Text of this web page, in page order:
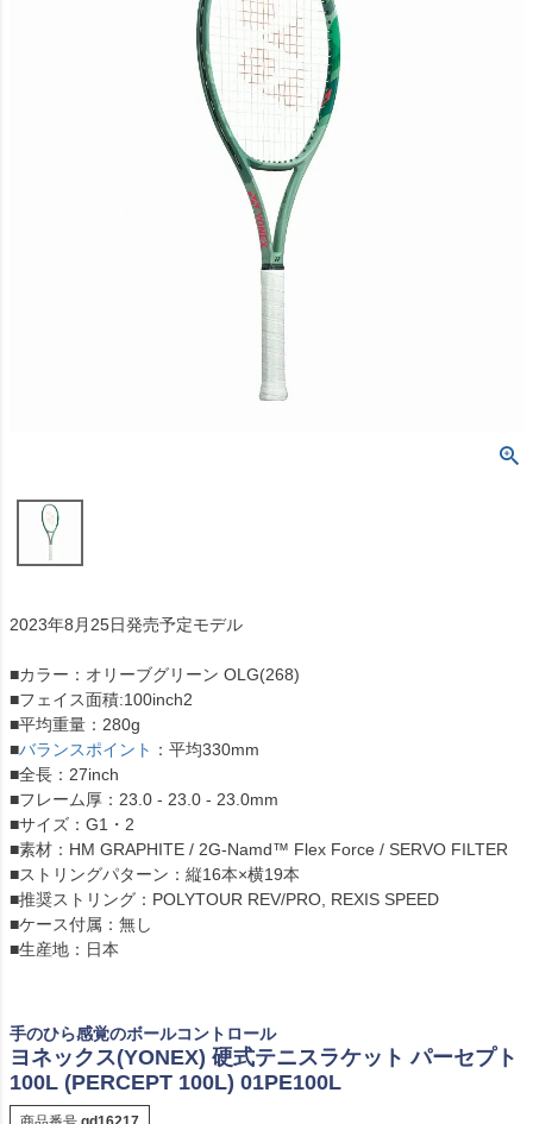
2023年8月25日発売予定モデル
■カラー：オリーブグリーン OLG(268)
■フェイス面積:100inch2
■平均重量：280g
■バランスポイント ：平均330mm
■全長：27inch
■フレーム厚：23.0 - 23.0 - 23.0mm
■サイズ：G1・2
■素材：HM GRAPHITE / 2G-Namd™ Flex Force / SERVO FILTER
■ストリングパターン：縦16本×横19本
■推奨ストリング：POLYTOUR REV/PRO, REXIS SPEED
■ケース付属：無し
■生産地：日本
手のひら感覚のボールコントロール
ヨネックス(YONEX) 硬式テニスラケット パーセプト
100L (PERCEPT 100L) 01PE100L